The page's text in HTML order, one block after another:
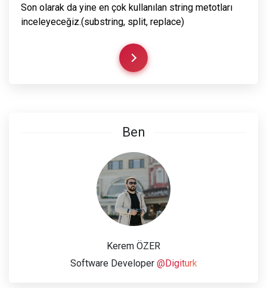
Son olarak da yine en çok kullanılan string metotları
inceleyeceğiz.(substring, split, replace)
Ben
Kerem ÖZER
Software Developer @Digiturk